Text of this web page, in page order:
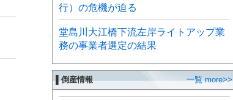
行）の危機が迫る
堂島川大江橋下流左岸ライトアップ業
務の事業者選定の結果
▌倒産情報 一覧 more>>